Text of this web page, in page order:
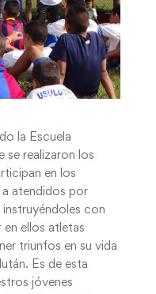
la Escuela
se realizaron los
en los
a atendidos por
con
ellos atletas
triunfos en su vida
Es de esta
jóvenes